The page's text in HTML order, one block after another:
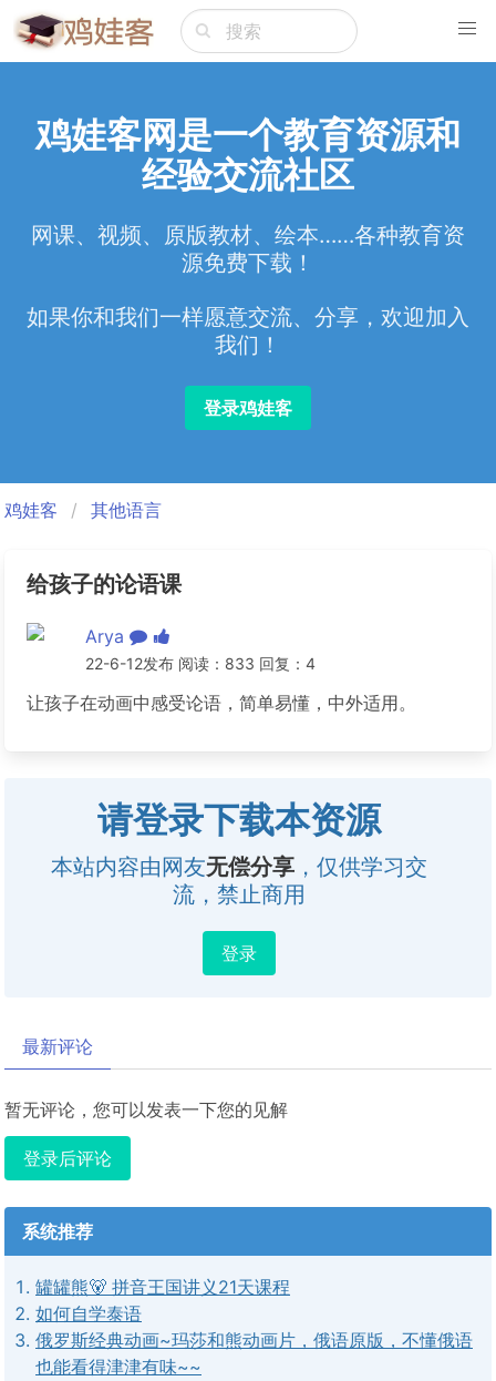
鸡娃客网是一个教育资源和
经验交流社区
网课、视频、原版教材、绘本……各种教育资
源免费下载！
如果你和我们一样愿意交流、分享，欢迎加入
我们！
登录鸡娃客
鸡娃客 其他语言
给孩子的论语课
Arya
22-6-12发布 阅读：833 回复：4
让孩子在动画中感受论语，简单易懂，中外适用。
请登录下载本资源
本站内容由网友无偿分享 ，仅供学习交
流，禁止商用
登录
最新评论
暂无评论，您可以发表一下您的见解
登录后评论
系统推荐
罐罐熊🐻 拼音王国讲义21天课程
如何自学泰语
俄罗斯经典动画~玛莎和熊动画片，俄语原版，不懂俄语
也能看得津津有味~~